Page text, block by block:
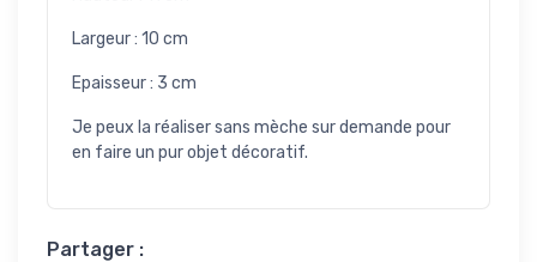
Largeur : 10 cm
Epaisseur : 3 cm
Je peux la réaliser sans mèche sur demande pour
en faire un pur objet décoratif.
Partager :